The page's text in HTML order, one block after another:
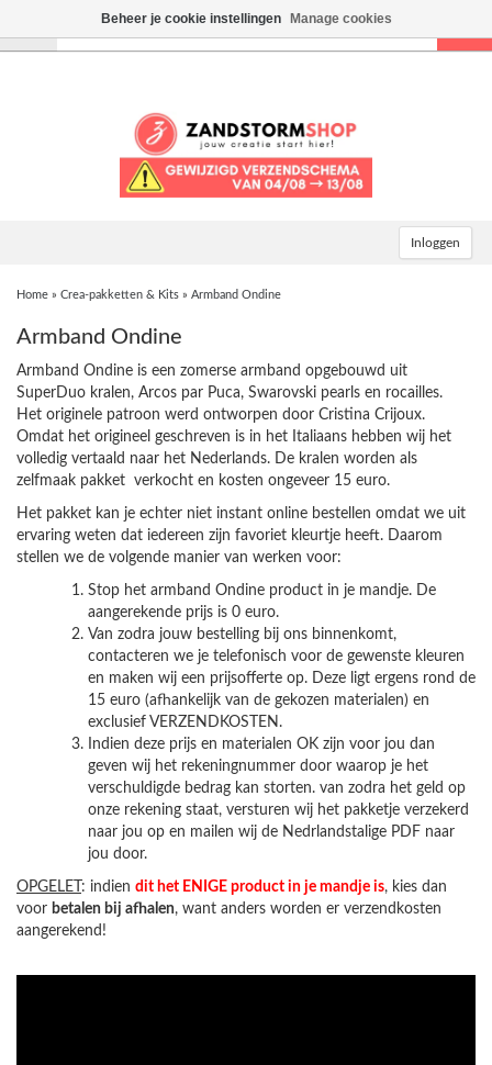
Inloggen
Home » Crea-pakketten & Kits » Armband Ondine
Armband Ondine
Armband Ondine is een zomerse armband opgebouwd uit
SuperDuo kralen, Arcos par Puca, Swarovski pearls en rocailles.
Het originele patroon werd ontworpen door Cristina Crijoux.
Omdat het origineel geschreven is in het Italiaans hebben wij het
volledig vertaald naar het Nederlands. De kralen worden als
zelfmaak pakket verkocht en kosten ongeveer 15 euro.
Het pakket kan je echter niet instant online bestellen omdat we uit
ervaring weten dat iedereen zijn favoriet kleurtje heeft. Daarom
stellen we de volgende manier van werken voor:
Stop het armband Ondine product in je mandje. De
aangerekende prijs is 0 euro.
Van zodra jouw bestelling bij ons binnenkomt,
contacteren we je telefonisch voor de gewenste kleuren
en maken wij een prijsofferte op. Deze ligt ergens rond de
15 euro (afhankelijk van de gekozen materialen) en
exclusief VERZENDKOSTEN.
Indien deze prijs en materialen OK zijn voor jou dan
geven wij het rekeningnummer door waarop je het
verschuldigde bedrag kan storten. van zodra het geld op
onze rekening staat, versturen wij het pakketje verzekerd
naar jou op en mailen wij de Nedrlandstalige PDF naar
jou door.
OPGELET : indien dit het ENIGE product in je mandje is, kies dan
voor betalen bij afhalen, want anders worden er verzendkosten
aangerekend!
Beheer je cookie instellingen Manage cookies